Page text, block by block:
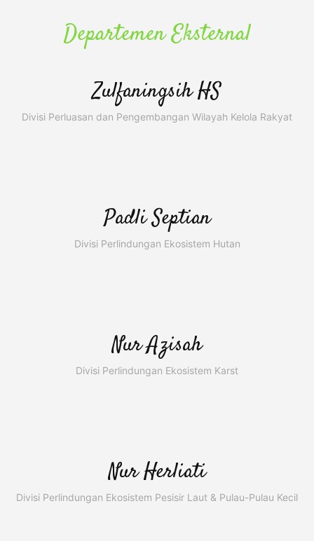
Departemen Eksternal
Zulfaningsih HS
Divisi Perluasan dan Pengembangan Wilayah Kelola Rakyat
Padli Septian
Divisi Perlindungan Ekosistem Hutan
Nur Azisah
Divisi Perlindungan Ekosistem Karst
Nur Herliati
Divisi Perlindungan Ekosistem Pesisir Laut & Pulau-Pulau Kecil